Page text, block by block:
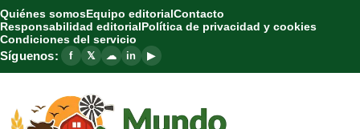
Quiénes somosEquipo editorialContacto
Responsabilidad editorialPolítica de privacidad y cookies
Condiciones del servicio
Síguenos: f 𝕏 ☁ in ▶